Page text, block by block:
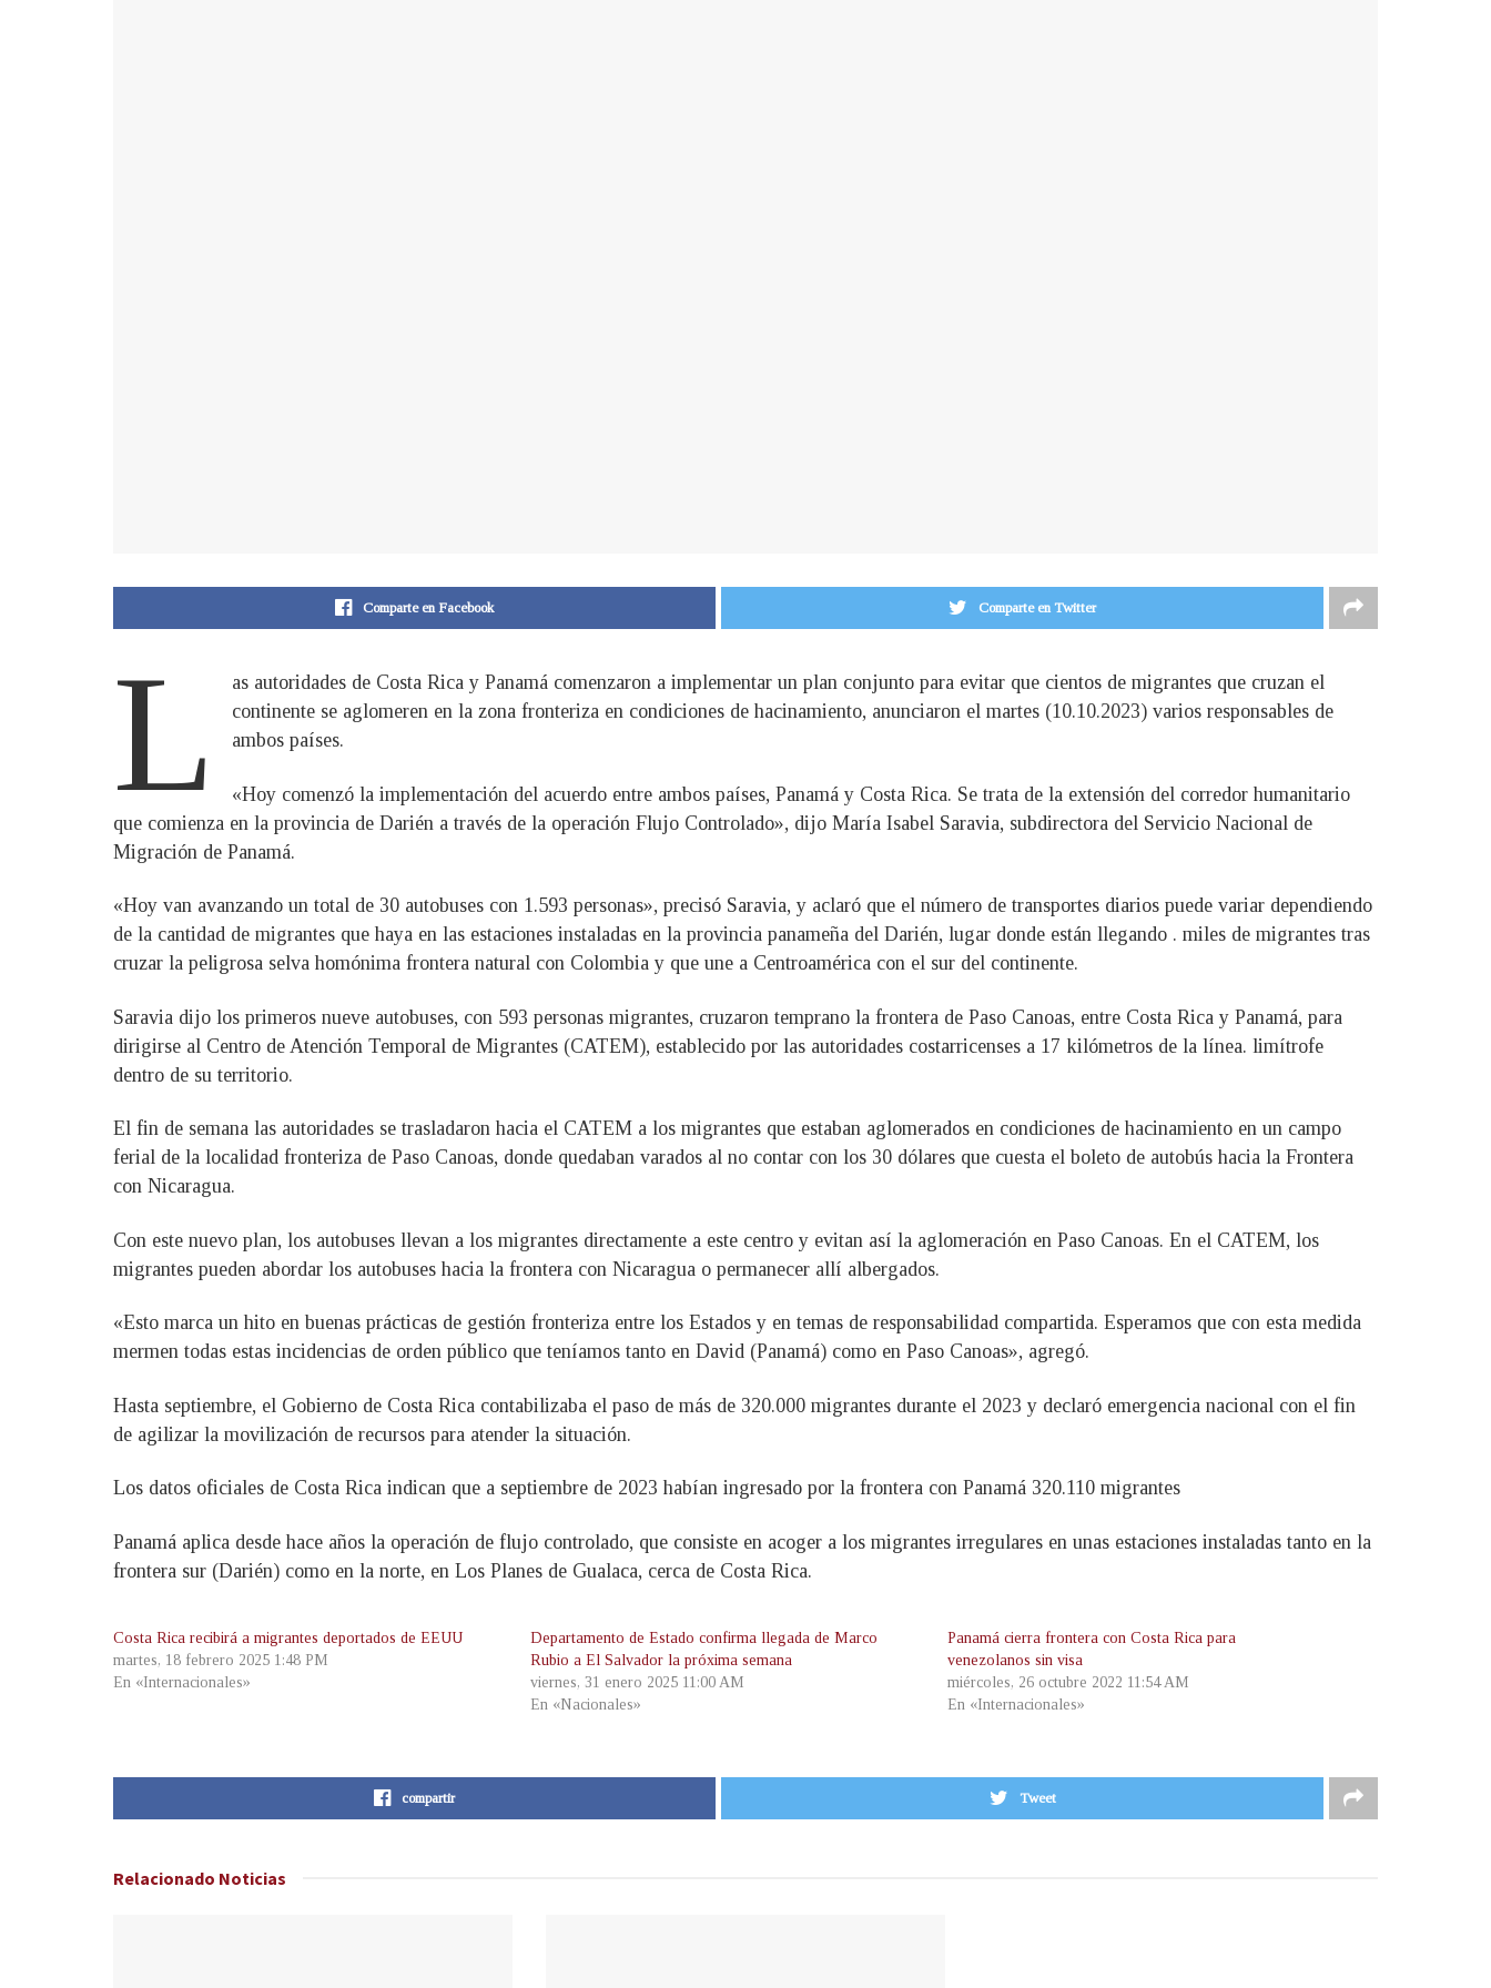
Comparte en Facebook Comparte en Twitter
L
as autoridades de Costa Rica y Panamá comenzaron a implementar un plan conjunto para evitar que cientos de migrantes que cruzan el
continente se aglomeren en la zona fronteriza en condiciones de hacinamiento, anunciaron el martes (10.10.2023) varios responsables de
ambos países.
«Hoy comenzó la implementación del acuerdo entre ambos países, Panamá y Costa Rica. Se trata de la extensión del corredor humanitario
que comienza en la provincia de Darién a través de la operación Flujo Controlado», dijo María Isabel Saravia, subdirectora del Servicio Nacional de
Migración de Panamá.
«Hoy van avanzando un total de 30 autobuses con 1.593 personas», precisó Saravia, y aclaró que el número de transportes diarios puede variar dependiendo
de la cantidad de migrantes que haya en las estaciones instaladas en la provincia panameña del Darién, lugar donde están llegando . miles de migrantes tras
cruzar la peligrosa selva homónima frontera natural con Colombia y que une a Centroamérica con el sur del continente.
Saravia dijo los primeros nueve autobuses, con 593 personas migrantes, cruzaron temprano la frontera de Paso Canoas, entre Costa Rica y Panamá, para
dirigirse al Centro de Atención Temporal de Migrantes (CATEM), establecido por las autoridades costarricenses a 17 kilómetros de la línea. limítrofe
dentro de su territorio.
El fin de semana las autoridades se trasladaron hacia el CATEM a los migrantes que estaban aglomerados en condiciones de hacinamiento en un campo
ferial de la localidad fronteriza de Paso Canoas, donde quedaban varados al no contar con los 30 dólares que cuesta el boleto de autobús hacia la Frontera
con Nicaragua.
Con este nuevo plan, los autobuses llevan a los migrantes directamente a este centro y evitan así la aglomeración en Paso Canoas. En el CATEM, los
migrantes pueden abordar los autobuses hacia la frontera con Nicaragua o permanecer allí albergados.
«Esto marca un hito en buenas prácticas de gestión fronteriza entre los Estados y en temas de responsabilidad compartida. Esperamos que con esta medida
mermen todas estas incidencias de orden público que teníamos tanto en David (Panamá) como en Paso Canoas», agregó.
Hasta septiembre, el Gobierno de Costa Rica contabilizaba el paso de más de 320.000 migrantes durante el 2023 y declaró emergencia nacional con el fin
de agilizar la movilización de recursos para atender la situación.
Los datos oficiales de Costa Rica indican que a septiembre de 2023 habían ingresado por la frontera con Panamá 320.110 migrantes
Panamá aplica desde hace años la operación de flujo controlado, que consiste en acoger a los migrantes irregulares en unas estaciones instaladas tanto en la
frontera sur (Darién) como en la norte, en Los Planes de Gualaca, cerca de Costa Rica.
Costa Rica recibirá a migrantes deportados de EEUU
martes, 18 febrero 2025 1:48 PM
En «Internacionales»
Departamento de Estado confirma llegada de Marco
Rubio a El Salvador la próxima semana
viernes, 31 enero 2025 11:00 AM
En «Nacionales»
Panamá cierra frontera con Costa Rica para
venezolanos sin visa
miércoles, 26 octubre 2022 11:54 AM
En «Internacionales»
compartir Tweet
Relacionado Noticias